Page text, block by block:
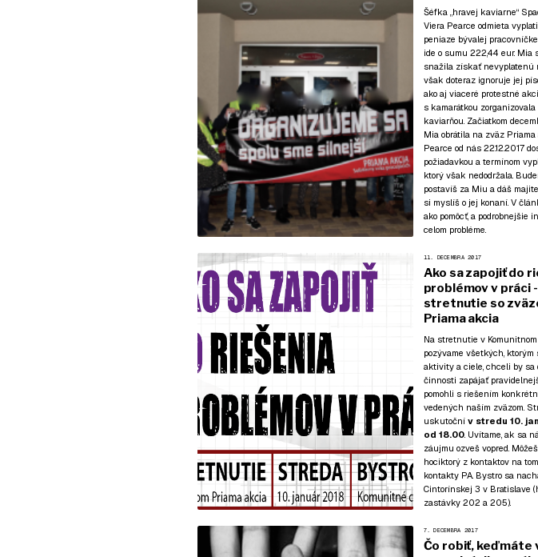
Šéfka „hravej kaviarne“
Viera Pearce odmieta
peniaze bývalej
ide o sumu 222,44 eur. Mia
snažila získať nevyplatenú
však doteraz ignoruje jej
ako aj viaceré protestné
s kamarátkou zorganizovala
kaviarňou. Začiatkom
Mia obrátila na zväz Priama
Pearce od nás 22.12.2017
požiadavkou a termínom
ktorý však nedodržala.
postavíš za Miu a dáš
si myslíš o jej konaní. V
ako pomôcť, a podrobnejšie
celom probléme.
11. DECEMBRA 2017
Ako sa zapojiť do
problémov v práci -
stretnutie so
Priama akcia
Na stretnutie v
pozývame všetkých,
aktivity a ciele, chceli by sa
činnosti zapájať
pomohli s riešením
vedených naším zväzom.
uskutoční v stredu 10.
od 18.00. Uvítame, ak sa
záujmu ozveš vopred.
hociktorý z kontaktov na
kontakty PA. Bystro sa
Cintorínskej 3 v Bratislave
zastávky 202 a 205).
7. DECEMBRA 2017
Čo robiť, keď máte